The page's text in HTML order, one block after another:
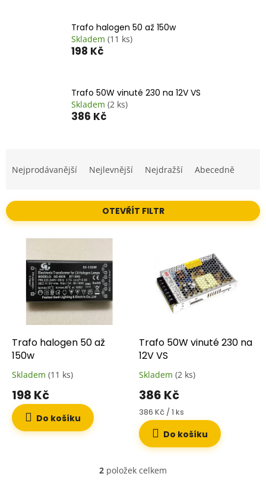
Trafo halogen 50 až 150w
Skladem (11 ks)
198 Kč
Trafo 50W vinuté 230 na 12V VS
Skladem (2 ks)
386 Kč
a
n
í
Nejprodávanější Nejlevnější Nejdražší Abecedně
OTEVŘÍT FILTR
d
u
Trafo halogen 50 až
150w
Skladem (11 ks)
198 Kč
Do košíku
Trafo 50W vinuté 230 na
12V VS
Skladem (2 ks)
386 Kč
Měrná
cena:
386 Kč / 1 ks
Do košíku
O
2 položek celkem